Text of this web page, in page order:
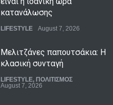
κατανάλωσης
LIFESTYLE August 7, 2026
Μελιτζάνες παπουτσάκια: Η
κλασική συνταγή
LIFESTYLE, ΠΟΛΙΤΙΣΜΟΣ
August 7, 2026